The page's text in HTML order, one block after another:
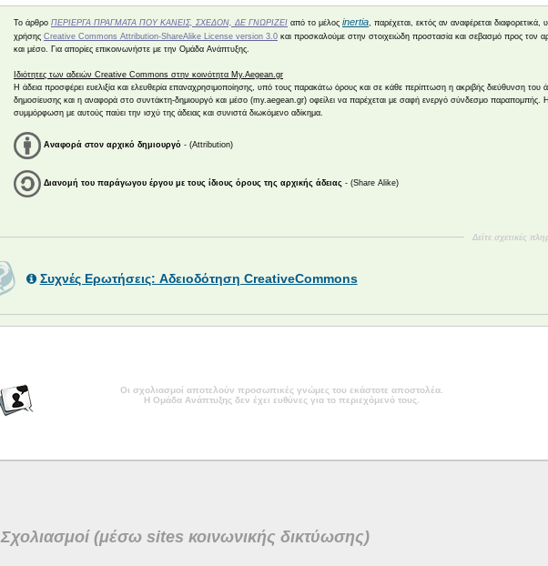
Το άρθρο ΠΕΡΙΕΡΓΑ ΠΡΑΓΜΑΤΑ ΠΟΥ ΚΑΝΕΙΣ, ΣΧΕΔΟΝ, ΔΕ ΓΝΩΡΙΖΕΙ από το μέλος inertia, παρέχεται, εκτός αν αναφέρεται διαφορετικά,
χρήσης Creative Commons Attribution-ShareAlike License version 3.0 και προσκαλούμε στην στοιχειώδη προστασία και σεβασμό προς τον
και μέσο. Για απορίες επικοινωνήστε με την Ομάδα Ανάπτυξης.
Ιδιότητες των αδειών Creative Commons στην κοινότητα My.Aegean.gr
Η άδεια προσφέρει ευελιξία και ελευθερία επαναχρησιμοποίησης, υπό τους παρακάτω όρους και σε κάθε περίπτωση η ακριβής διεύθυνση του
δημοσίευσης και η αναφορά στο συντάκτη-δημιουργό και μέσο (my.aegean.gr) οφείλει να παρέχεται με σαφή ενεργό σύνδεσμο παραπομπής.
συμμόρφωση με αυτούς παύει την ισχύ της άδειας και συνιστά διωκόμενο αδίκημα.
Αναφορά στον αρχικό δημιουργό - (Attribution)
Διανομή του παράγωγου έργου με τους ίδιους όρους της αρχικής άδειας - (Share Alike)
Δείτε σχετικές
Συχνές Ερωτήσεις: Αδειοδότηση CreativeCommons
Οι σχολιασμοί αποτελούν προσωπικές γνώμες του εκάστοτε αποστολέα.
Η Ομάδα Ανάπτυξης δεν έχει ευθύνες για το περιεχόμενό τους.
Σχολιασμοί (μέσω sites κοινωνικής δικτύωσης)